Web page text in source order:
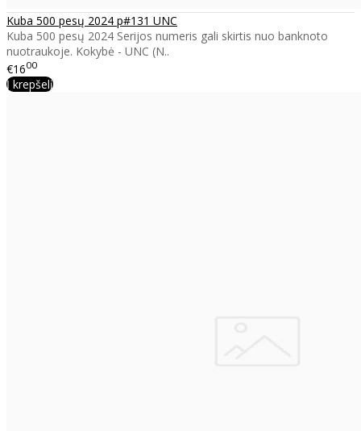
Kuba 500 pesų 2024 p#131 UNC
Kuba 500 pesų 2024 Serijos numeris gali skirtis nuo banknoto
nuotraukoje. Kokybė - UNC (N..
€1600
Į krepšelį